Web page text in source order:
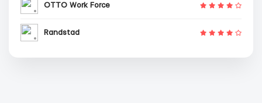
OTTO Work Force
Randstad